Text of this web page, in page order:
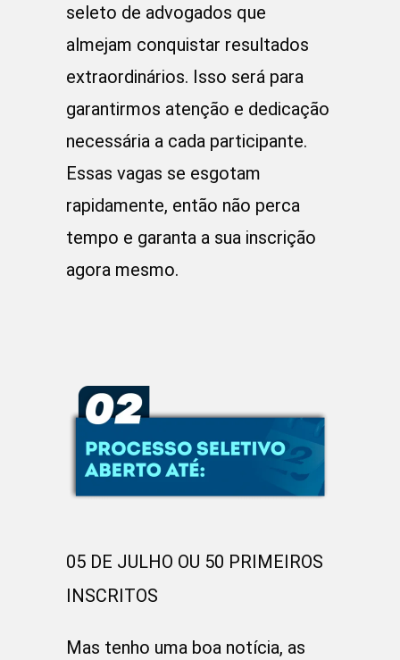
seleto de advogados que
almejam conquistar resultados
extraordinários. Isso será para
garantirmos atenção e dedicação
necessária a cada participante.
Essas vagas se esgotam
rapidamente, então não perca
tempo e garanta a sua inscrição
agora mesmo.
05 DE JULHO OU 50 PRIMEIROS
INSCRITOS
Mas tenho uma boa notícia, as